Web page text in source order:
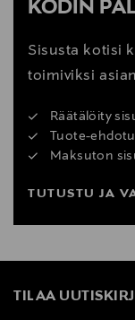
KODIN
Sisusta kotisi
toimiviksi
Räätälöity
Tuote-
Maksuton
TUTUSTU JA
TILAA